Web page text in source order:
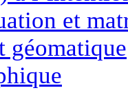
et
géomatique